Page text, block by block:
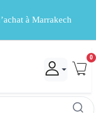
à Marrakech
0